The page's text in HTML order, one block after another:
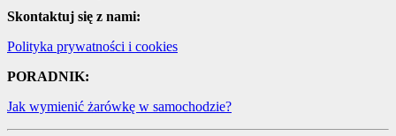
Skontaktuj się z nami:
Polityka prywatności i cookies
PORADNIK:
Jak wymienić żarówkę w samochodzie?